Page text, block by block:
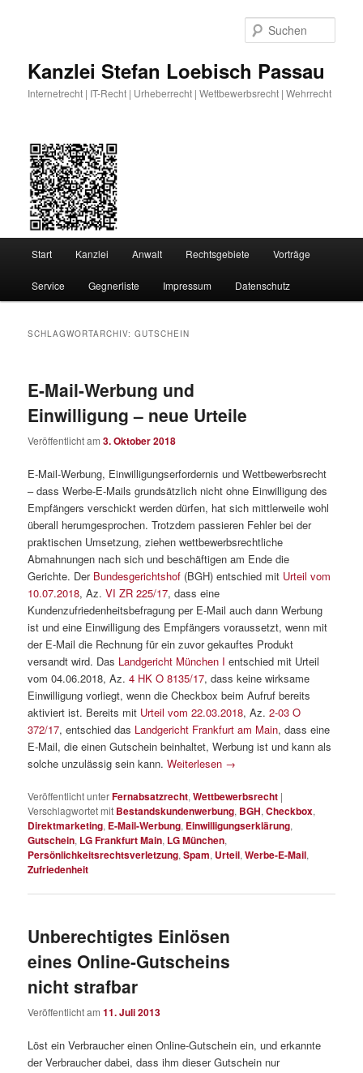
Kanzlei Stefan Loebisch Passau
Internetrecht | IT-Recht | Urheberrecht | Wettbewerbsrecht | Wehrrecht
Start Kanzlei Anwalt Rechtsgebiete Vorträge
Service Gegnerliste Impressum Datenschutz
SCHLAGWORTARCHIV:GUTSCHEIN
E-Mail-Werbung und
Einwilligung – neue Urteile
Veröffentlicht am3. Oktober 2018
E-Mail-Werbung, Einwilligungserfordernis und Wettbewerbsrecht
– dass Werbe-E-Mails grundsätzlich nicht ohne Einwilligung des
Empfängers verschickt werden dürfen, hat sich mittlerweile wohl
überall herumgesprochen. Trotzdem passieren Fehler bei der
praktischen Umsetzung, ziehen wettbewerbsrechtliche
Abmahnungen nach sich und beschäftigen am Ende die
Gerichte. Der Bundesgerichtshof (BGH) entschied mit Urteil vom
10.07.2018, Az.VI ZR 225/17, dass eine
Kundenzufriedenheitsbefragung per E-Mail auch dann Werbung
ist und eine Einwilligung des Empfängers voraussetzt, wenn mit
der E-Mail die Rechnung für ein zuvor gekauftes Produkt
versandt wird. Das Landgericht München I entschied mit Urteil
vom 04.06.2018, Az.4 HK O 8135/17, dass keine wirksame
Einwilligung vorliegt, wenn die Checkbox beim Aufruf bereits
aktiviert ist. Bereits mit Urteil vom 22.03.2018, Az.2-03 O
372/17, entschied das Landgericht Frankfurt am Main, dass eine
E-Mail, die einen Gutschein beinhaltet, Werbung ist und kann als
solche unzulässig sein kann.Weiterlesen →
Veröffentlicht unterFernabsatzrecht,Wettbewerbsrecht |
Verschlagwortet mit Bestandskundenwerbung, BGH,Checkbox,
Direktmarketing, E-Mail-Werbung, Einwilligungserklärung,
Gutschein, LG Frankfurt Main, LG München,
Persönlichkeitsrechtsverletzung,Spam, Urteil,Werbe-E-Mail,
Zufriedenheit
Unberechtigtes Einlösen
eines Online-Gutscheins
nicht strafbar
Veröffentlicht am11. Juli 2013
Löst ein Verbraucher einen Online-Gutschein ein, und erkannte
der Verbraucher dabei, dass ihm dieser Gutschein nur